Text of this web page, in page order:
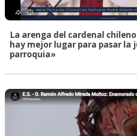
La arenga del cardenal
hay mejor lugar para pasar la
parroquia»